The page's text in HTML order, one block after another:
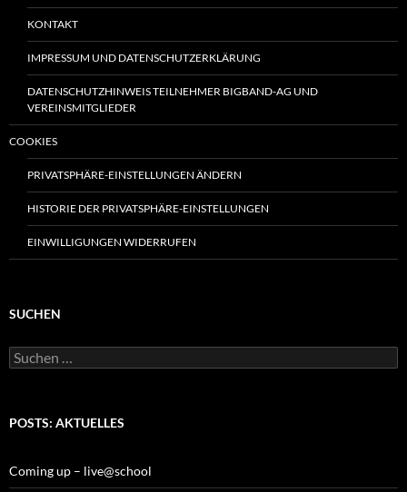
KONTAKT
IMPRESSUM UND DATENSCHUTZERKLÄRUNG
DATENSCHUTZHINWEIS TEILNEHMER BIGBAND-AG UND
VEREINSMITGLIEDER
COOKIES
PRIVATSPHÄRE-EINSTELLUNGEN ÄNDERN
HISTORIE DER PRIVATSPHÄRE-EINSTELLUNGEN
EINWILLIGUNGEN WIDERRUFEN
SUCHEN
Suchen
nach:
POSTS: AKTUELLES
Coming up – live@school